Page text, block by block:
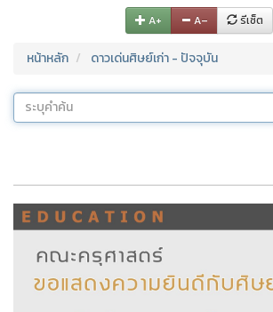
A+ A– รีเซ็ต
หน้าหลัก ดาวเด่นศิษย์เก่า - ปัจจุบัน